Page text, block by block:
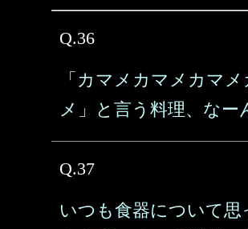
Q.36
「カマメカマメカマメ
メ」と言う料理、なー
Q.37
いつも食器について思